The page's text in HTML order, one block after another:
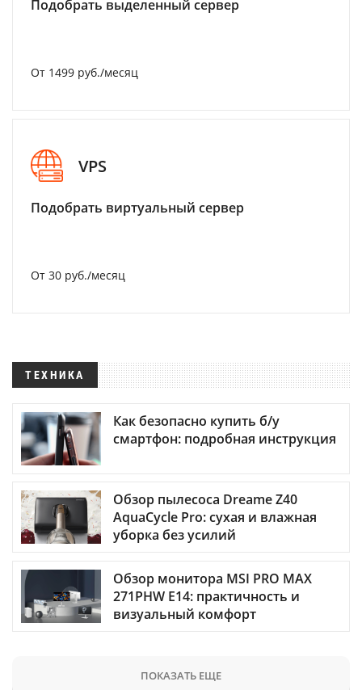
Подобрать выделенный сервер
От 1499 руб./месяц
VPS
Подобрать виртуальный сервер
От 30 руб./месяц
ТЕХНИКА
Как безопасно купить б/у
смартфон: подробная инструкция
Обзор пылесоса Dreame Z40
AquaCycle Pro: сухая и влажная
уборка без усилий
Обзор монитора MSI PRO MAX
271PHW E14: практичность и
визуальный комфорт
ПОКАЗАТЬ ЕЩЕ